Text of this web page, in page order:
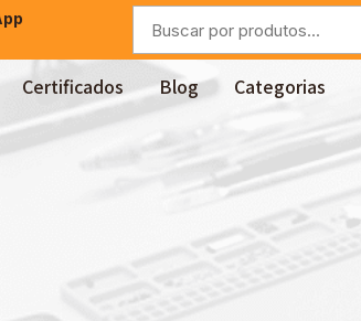
Certificados Blog Categorias